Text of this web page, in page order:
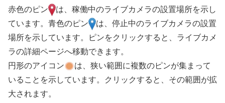
赤色のピン
は、稼働中のライブカメラの設置場所を示し
ています。青色のピン
は、停止中のライブカメラの設置
場所を示しています。ピンをクリックすると、ライブカメ
ラの詳細ページへ移動できます。
円形のアイコン
は、狭い範囲に複数のピンが集まって
いることを示しています。クリックすると、その範囲が拡
大されます。